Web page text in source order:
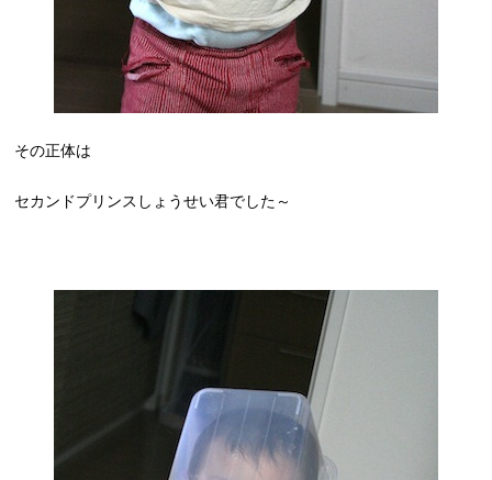
その正体は
セカンドプリンスしょうせい君でした～